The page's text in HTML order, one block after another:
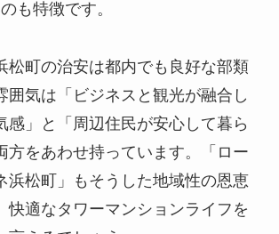
も特徴です。
松町の治安は都内でも良好な部類
囲気は「ビジネスと観光が融合し
感」と「周辺住民が安心して暮ら
方をあわせ持っています。「ロー
浜松町」もそうした地域性の恩恵
快適なタワーマンションライフを